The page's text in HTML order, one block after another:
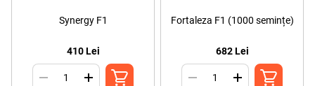
Synergy F1
410 Lei
Fortaleza F1 (1000 semințe)
682 Lei